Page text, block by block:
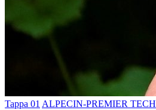
Tappa 01 ALPECIN-PREMIER TECH